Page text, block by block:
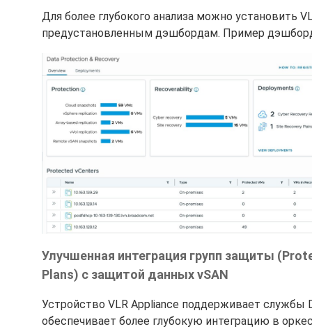
Для более глубокого анализа можно установить
предустановленным дэшбордам. Пример
Улучшенная интеграция групп защиты
Plans) с защитой данных vSAN
Устройство VLR Appliance поддерживает службы
обеспечивает более глубокую интеграцию в